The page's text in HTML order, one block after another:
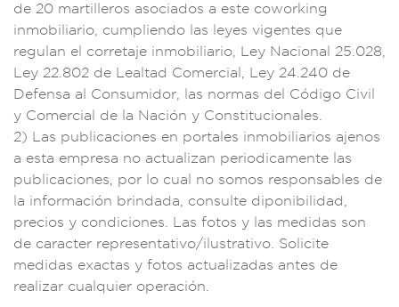
de 20 martilleros asociados a este coworking
inmobil iario, cumpl iendo las leyes vigentes que
regu lan el corretaje inmobil iario, Ley Nacional
25.028,
Ley 22. 802 de Lealtad Comercial, Ley 24.240 de
Defensa al Consumidor, las normas del Código Civi
y Comercial de la Nación y Constitucionales.
2) Las publicaciones en portales inmobiliarios ajenos
a esta empresa no actualizan periodicamente las
publicaciones, por lo cual no somos responsables de
la información brindada, consulte diponibilidad,
precios y condiciones. Las fotos y las medidas son
de caracter representativo/ilustrativo. Solicite
medidas exactas y fotos actualizadas antes de
realizar cualquier operación.